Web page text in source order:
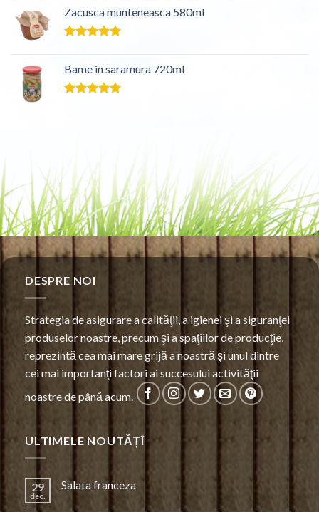
Zacusca munteneasca 580ml
Bame in saramura 720ml
DESPRE NOI
Strategia de asigurare a calităţii, a igienei şi a siguranţei
produselor noastre, precum şi a spaţiilor de producţie,
reprezintă cea mai mare grijă a noastră şi unul dintre
cei mai importanţi factori ai succesului activităţii
noastre de până acum.
ULTIMELE NOUTĂȚÎ
29
dec.
Salata franceza